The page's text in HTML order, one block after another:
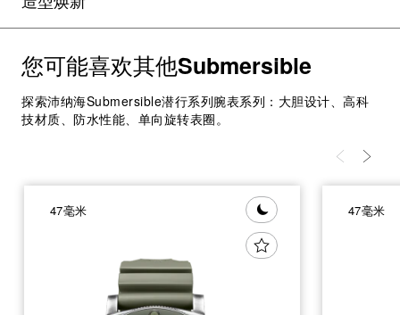
造型焕新
您可能喜欢其他Submersible
探索沛纳海Submersible潜行系列腕表系列：大胆设计、高科
技材质、防水性能、单向旋转表圈。
47毫米 47毫米